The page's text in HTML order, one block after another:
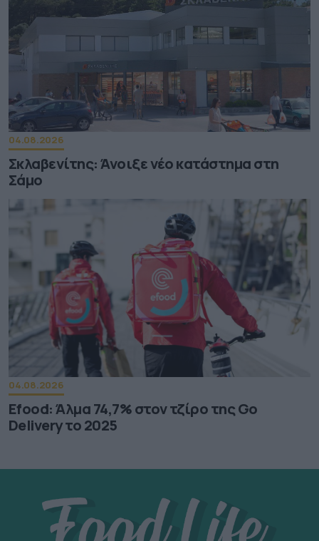
04.08.2026
Σκλαβενίτης: Άνοιξε νέο κατάστημα στη
Σάμο
04.08.2026
Efood: Άλμα 74,7% στον τζίρο της Go
Delivery το 2025